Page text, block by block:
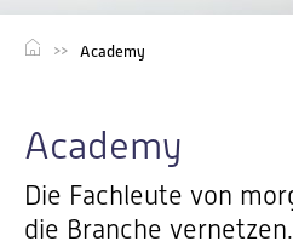
Academy
Academy
Die Fachleute von
die Branche